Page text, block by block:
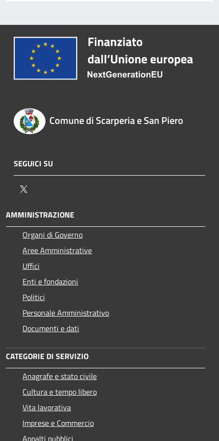
Comune di Scarperia e San Piero
SEGUICI SU
AMMINISTRAZIONE
Organi di Governo
Aree Amministrative
Uffici
Enti e fondazioni
Politici
Personale Amministrativo
Documenti e dati
CATEGORIE DI SERVIZIO
Anagrafe e stato civile
Cultura e tempo libero
Vita lavorativa
Imprese e Commercio
Appalti pubblici